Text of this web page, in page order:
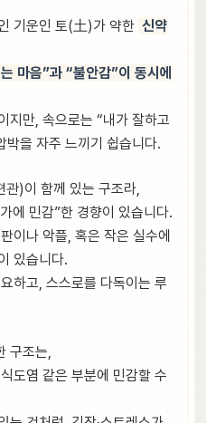
기운인 토(土)가 약한 신약
마음”과 “불안감”이 동시에
지만, 속으로는 “내가 잘하고
박을 자주 느끼기 쉽습니다.
)이 함께 있는 구조라,
에 민감”한 경향이 있습니다.
이나 악플, 혹은 작은 실수에
있습니다.
하고, 스스로를 다독이는 루
구조는,
식도염 같은 부분에 민감할 수